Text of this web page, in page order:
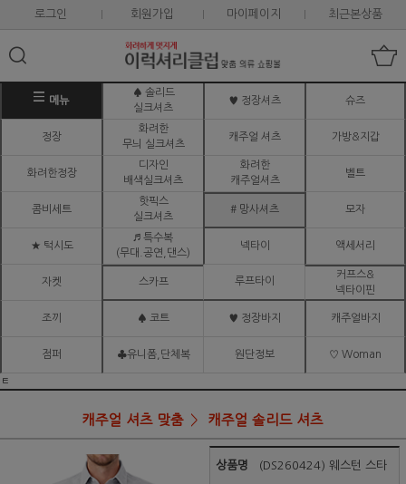
로그인 회원가입 마이페이지 최근본상품
메뉴
♠ 솔리드
실크셔츠
♥ 정장셔츠 슈즈
정장
화려한
무늬 실크셔츠
캐주얼 셔츠 가방&지갑
화려한정장
디자인
배색실크셔츠
화려한
캐주얼셔츠
벨트
콤비세트
핫픽스
실크셔츠
# 망사셔츠 모자
★ 턱시도
♬ 특수복
(무대.공연,댄스)
넥타이 액세서리
자켓 스카프 루프타이
커프스&
넥타이핀
조끼 ♠ 코트 ♥ 정장바지 캐주얼바지
점퍼 ♣유니폼,단체복 원단정보 ♡ Woman
ㅌ
캐주얼 셔츠 맞춤 캐주얼 솔리드 셔츠
상품명 (DS260424) 웨스턴 스타